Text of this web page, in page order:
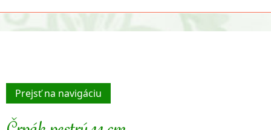
Prejsť na navigáciu